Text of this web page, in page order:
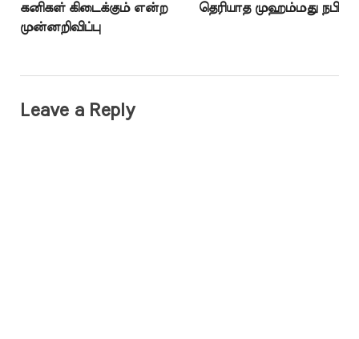
கனிகள் கிடைக்கும் என்ற
முன்னறிவிப்பு
தெரியாத முஹம்மது நபி
Leave a Reply